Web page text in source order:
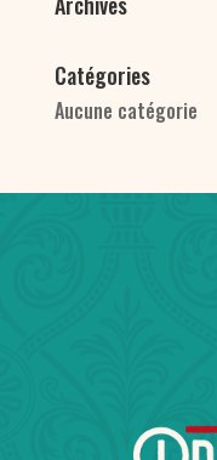
Catégories
Aucune catégorie